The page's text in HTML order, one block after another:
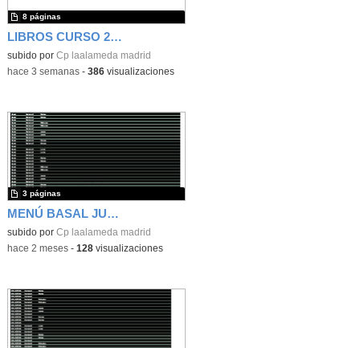
LIBROS CURSO 26 27
subido por Cp laalameda madrid
8 páginas
-hace 3 semanas- 386visualizaciones
MENÚ BASAL JUNIO 26
subido por Cp laalameda madrid
3 páginas
-hace 2 meses- 128visualizaciones